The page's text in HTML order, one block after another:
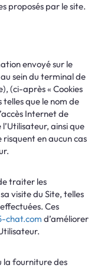
proposés par le site.
envoyé sur le
sein du terminal de
(ci-après « Cookies
que le nom de
Internet de
ainsi que
risquent en aucun cas
traiter les
visite du Site, telles
Ces
chat.com d’améliorer
la fourniture des